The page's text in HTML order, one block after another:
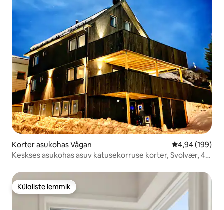
Korter asukohas Vågan Keskmine
4,94 (199)
Keskses asukohas asuv katusekorruse korter, Svolvær, 4
Külaliste lemmik
Külaliste lemmik